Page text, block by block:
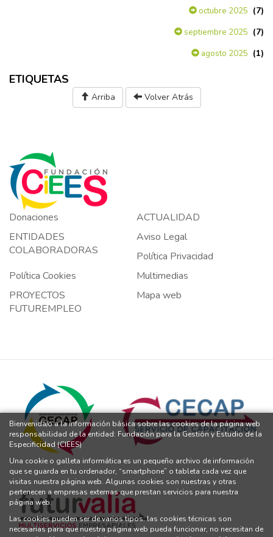
octubre 2025 (7)
septiembre 2025 (7)
agosto 2025 (1)
ETIQUETAS
Arriba Volver Atrás
Donaciones
ACTUALIDAD
ENTIDADES
COLABORADORAS
Aviso Legal
Política Privacidad
Política Cookies
Multimedias
PROYECTOS
FUTUREMPLEO
Mapa web
Bienvenida/o a la información básica sobre las cookies de la página web
responsabilidad de la entidad: Fundación para la Gestión y Estudio de la
Especificidad (CIEES)
Una cookie o galleta informática es un pequeño archivo de información
que se guarda en tu ordenador, “smartphone” o tableta cada vez que
visitas nuestra página web. Algunas cookies son nuestras y otras
pertenecen a empresas externas que prestan servicios para nuestra
página web.
Las cookies pueden ser de varios tipos: las cookies técnicas son
necesarias para que nuestra página web pueda funcionar, no necesitan de